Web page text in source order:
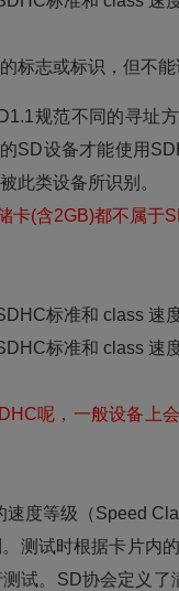
志或标识，但不能
规范不同的寻址方
SD设备才能使用
此类设备所识别。
卡(含2GB)都不属于
呢，一般设备上
度等级（Speed
测试时根据卡片内
试。SD协会定义